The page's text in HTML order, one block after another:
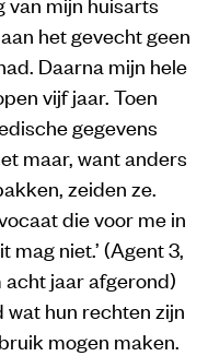
het gevecht geen
Daarna mijn hele
vijf jaar. Toen
gegevens
maar, want anders
zeiden ze.
die voor me in
mag niet.’ (Agent 3,
jaar afgerond)
wat hun rechten zijn
mogen maken.